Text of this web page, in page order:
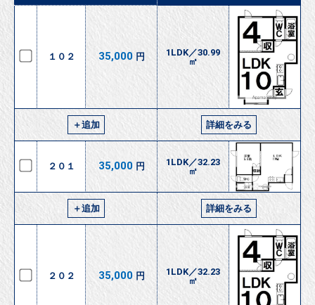
１０２ 35,000 円
1LDK／30.99
㎡
＋追加 詳細をみる
２０１ 35,000 円
1LDK／32.23
㎡
＋追加 詳細をみる
２０２ 35,000 円
1LDK／32.23
㎡